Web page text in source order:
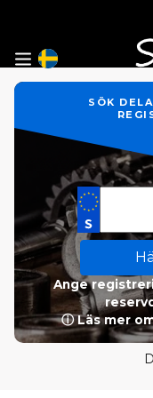
SÖK
Ange
ⓘ Läs mer